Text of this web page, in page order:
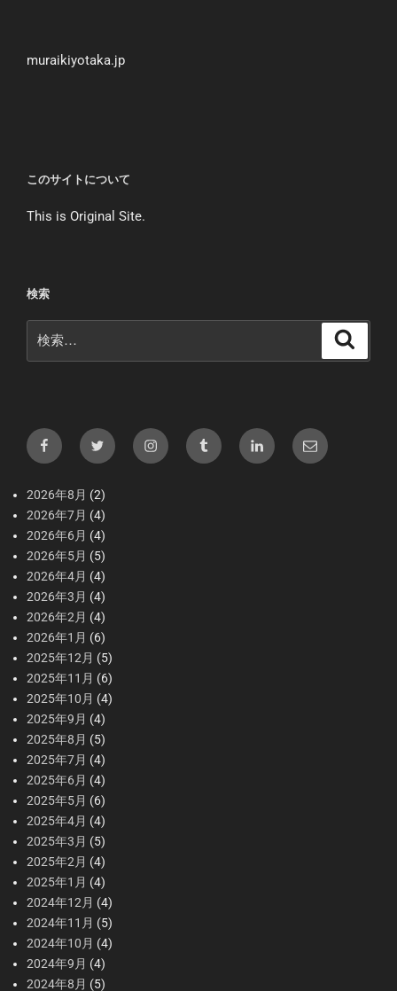
muraikiyotaka.jp
このサイトについて
This is Original Site.
検索
索:
FacebookX（Twitter）Instagramtumblr LInkedIn メ
ー
2026年8月 (2)
2026年7月 (4)
2026年6月 (4)
2026年5月 (5)
2026年4月 (4)
2026年3月 (4)
2026年2月 (4)
2026年1月 (6)
2025年12月 (5)
2025年11月 (6)
2025年10月 (4)
2025年9月 (4)
2025年8月 (5)
2025年7月 (4)
2025年6月 (4)
2025年5月 (6)
2025年4月 (4)
2025年3月 (5)
2025年2月 (4)
2025年1月 (4)
2024年12月 (4)
2024年11月 (5)
2024年10月 (4)
2024年9月 (4)
2024年8月 (5)